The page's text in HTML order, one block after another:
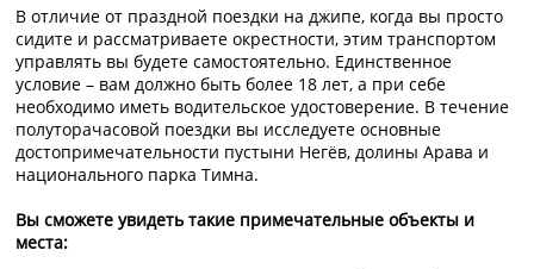
В отличие от праздной поездки на джипе, когда вы просто
сидите и рассматриваете окрестности, этим транспортом
управлять вы будете самостоятельно. Единственное
условие – вам должно быть более 18 лет, а при себе
необходимо иметь водительское удостоверение. В течение
полуторачасовой поездки вы исследуете основные
достопримечательности пустыни Негёв, долины Арава и
национального парка Тимна.
Вы сможете увидеть такие примечательные объекты и
места: